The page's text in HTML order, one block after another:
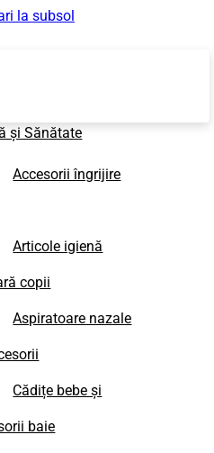
la subsol
și Sănătate
Accesorii îngrijire
Articole igienă
copii
Aspiratoare nazale
Cădițe bebe și
baie